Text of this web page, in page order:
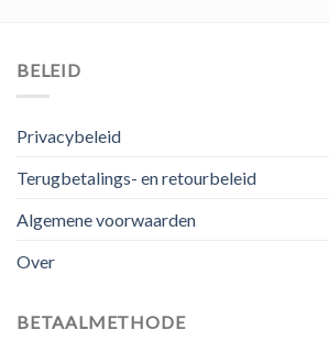
BELEID
Privacybeleid
Terugbetalings- en retourbeleid
Algemene voorwaarden
Over
BETAALMETHODE